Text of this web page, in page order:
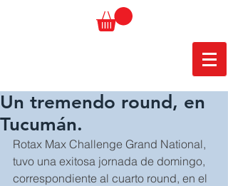
Un tremendo round, en
Tucumán.
Rotax Max Challenge Grand National,
tuvo una exitosa jornada de domingo,
correspondiente al cuarto round, en el